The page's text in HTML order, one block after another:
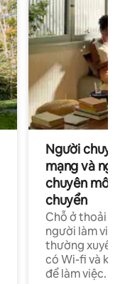
Người
mạng và
chuyên môn
chuyển
Chỗ ở thoải
người làm việc
thường xuyên
có Wi-fi và
để làm việc.